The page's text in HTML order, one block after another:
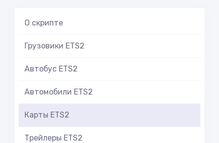
О скрипте
Грузовики ETS2
Автобус ETS2
Автомобили ETS2
Карты ETS2
Трейлеры ETS2